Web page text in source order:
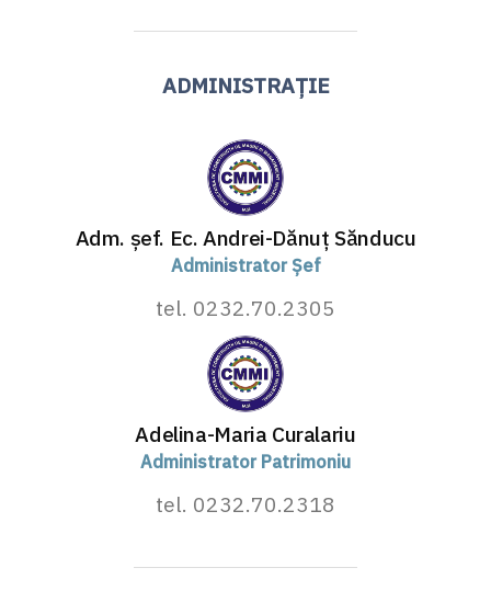
ADMINISTRAȚIE
Adm. șef. Ec. Andrei-Dănuț Sănducu
Administrator Șef
tel. 0232.70.2305
Adelina-Maria Curalariu
Administrator Patrimoniu
tel. 0232.70.2318